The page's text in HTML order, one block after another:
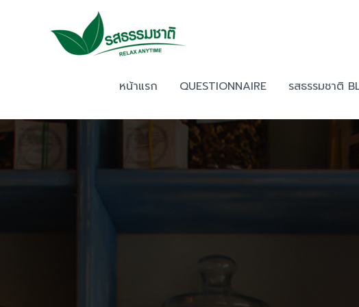
หน้าแรก QUESTIONNAIRE รสธรรมชาติ